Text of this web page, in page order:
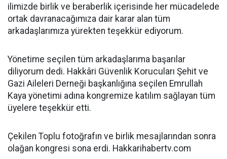
ilimizde birlik ve beraberlik içerisinde her mücadelede
ortak davranacağımıza dair karar alan tüm
arkadaşlarımıza yürekten teşekkür ediyorum.
Yönetime seçilen tüm arkadaşlarıma başarılar
diliyorum dedi. Hakkâri Güvenlik Korucuları Şehit ve
Gazi Aileleri Derneği başkanlığına seçilen Emrullah
Kaya yönetimi adına kongremize katılım sağlayan tüm
üyelere teşekkür etti.
Çekilen Toplu fotoğrafın ve birlik mesajlarından sonra
olağan kongresi sona erdi. Hakkarihabertv.com